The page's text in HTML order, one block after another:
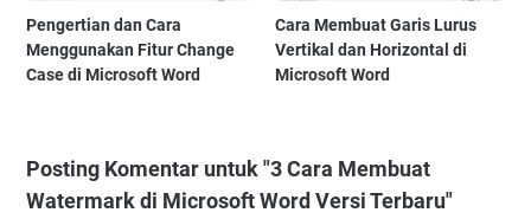
Pengertian dan Cara
Menggunakan Fitur Change
Case di Microsoft Word
Cara Membuat Garis Lurus
Vertikal dan Horizontal di
Microsoft Word
Posting Komentar untuk "3 Cara Membuat
Watermark di Microsoft Word Versi Terbaru"